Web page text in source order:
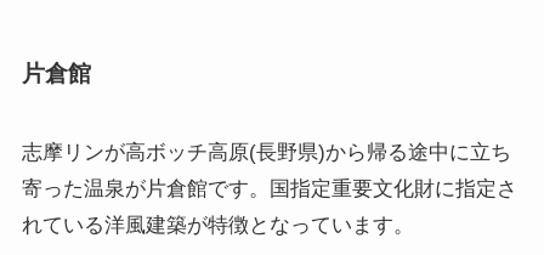
片倉館
志摩リンが高ボッチ高原(長野県)から帰る途中に立ち
寄った温泉が片倉館です。国指定重要文化財に指定さ
れている洋風建築が特徴となっています。